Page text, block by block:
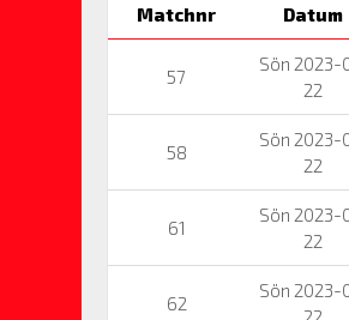
Matchnr Datum
57
Sön 2023-
22
58
Sön 2023-
22
61
Sön 2023-
22
62
Sön 2023-